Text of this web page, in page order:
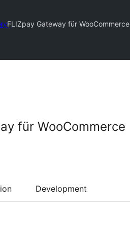
FLIZpay Gateway für WooCommerce
für WooCommerce
Development